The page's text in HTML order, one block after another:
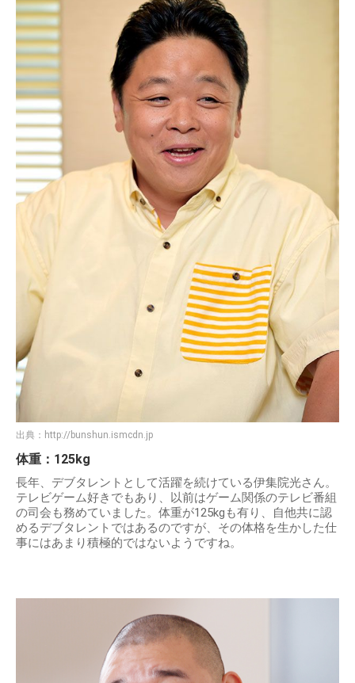
出典： http://bunshun.ismcdn.jp
体重：125kg
長年、デブタレントとして活躍を続けている伊集院光さん。
テレビゲーム好きでもあり、以前はゲーム関係のテレビ番組
の司会も務めていました。体重が125kgも有り、自他共に認
めるデブタレントではあるのですが、その体格を生かした仕
事にはあまり積極的ではないようですね。